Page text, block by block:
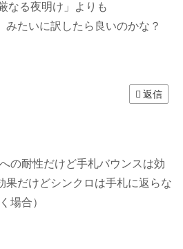
なる夜明け」よりも
みたいに訳したら良いのかな？
返信
の耐性だけど手札バウンスは効
果だけどシンクロは手札に返らな
場合）